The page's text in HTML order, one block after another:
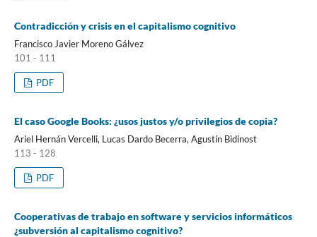
Contradicción y crisis en el capitalismo cognitivo
Francisco Javier Moreno Gálvez
101 - 111
PDF
El caso Google Books: ¿usos justos y/o privilegios de copia?
Ariel Hernán Vercelli, Lucas Dardo Becerra, Agustín Bidinost
113 - 128
PDF
Cooperativas de trabajo en software y servicios informáticos
¿subversión al capitalismo cognitivo?